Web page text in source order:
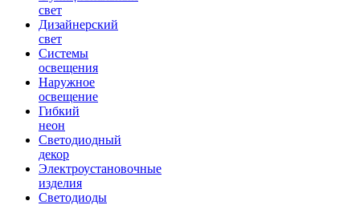
свет
Дизайнерский
свет
Системы
освещения
Наружное
освещение
Гибкий
неон
Светодиодный
декор
Электроустановочные
изделия
Светодиоды